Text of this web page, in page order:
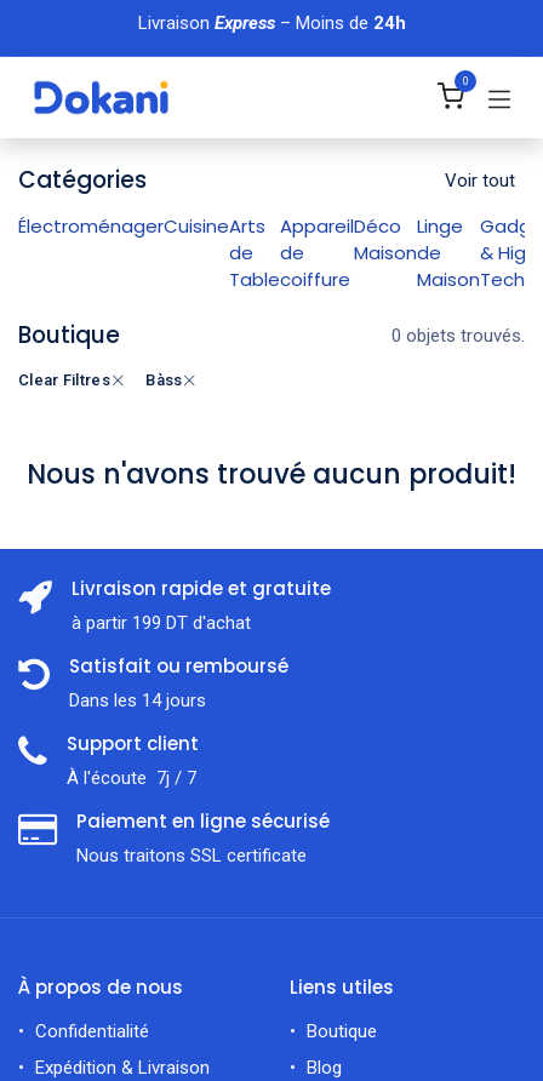
Se rendre au contenu
Livraison Express– Moins de 24h
0
Catégories Voir tout
ÉlectroménagerCuisineArts
de
Table
Appareil
de
coiffure
Déco
Maison
Linge
de
Maison
& High
Tech
Boutique 0 objets trouvés.
Clear Filtres Bàss
Nous n'avons trouvé aucun produit!
Livraison rapide et gratuite
à partir 199 DT d'achat
Satisfait ou remboursé
Dans les 14 jours
Support client
À l'écoute 7j / 7
Paiement en ligne sécurisé
Nous traitons SSL сertificate
À propos de nous
Confidentialité
Expédition & Livraison
Liens utiles
Boutique
Blog